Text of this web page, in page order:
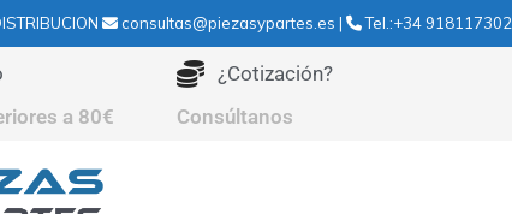
consultas@piezasypartes.es | Tel.:+34 918117302
a 80€
¿Cotización?
Consúltanos